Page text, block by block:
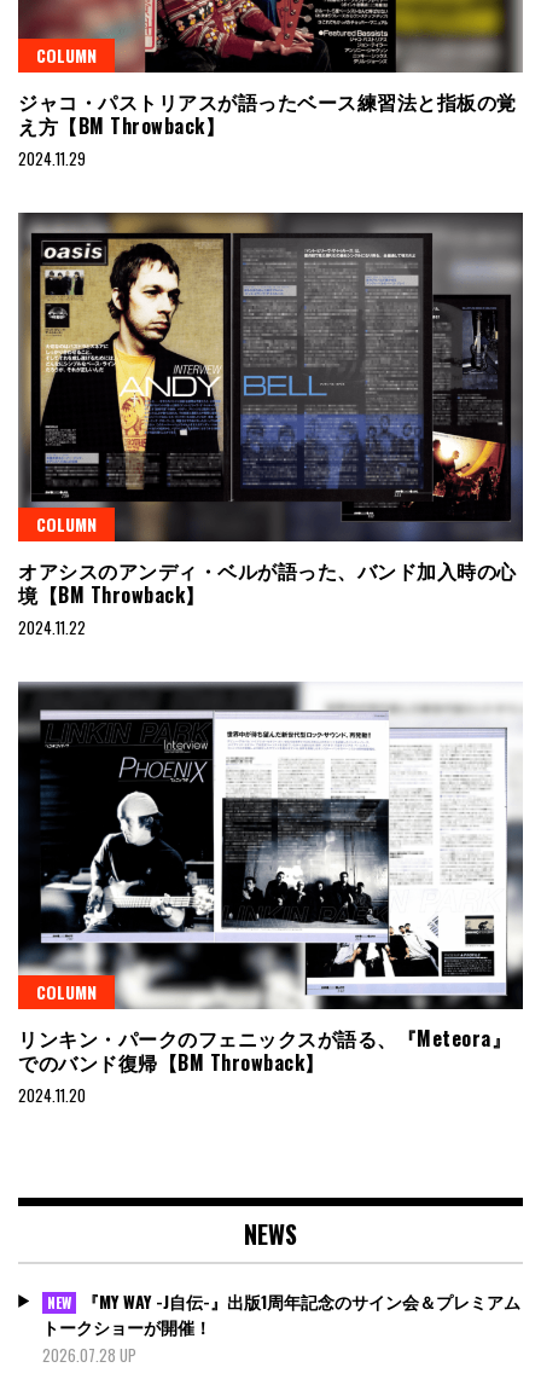
COLUMN
ジャコ・パストリアスが語ったベース練習法と指板の覚
え方【BM Throwback】
2024.11.29
COLUMN
オアシスのアンディ・ベルが語った、バンド加入時の心
境【BM Throwback】
2024.11.22
COLUMN
リンキン・パークのフェニックスが語る、『Meteora』
でのバンド復帰【BM Throwback】
2024.11.20
NEWS
NEW
『MY WAY -J自伝-』出版1周年記念のサイン会＆プレミアム
トークショーが開催！
2026.07.28 UP